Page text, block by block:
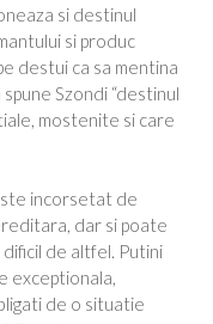
si destinul
si produc
destui ca sa mentina
Szondi “destinul
mostenite si care
incorsetat de
dar si poate
de altfel. Putini
exceptionala,
de o situatie